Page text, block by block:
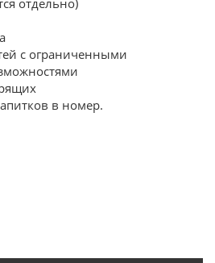
отдельно)
с ограниченными
в номер.